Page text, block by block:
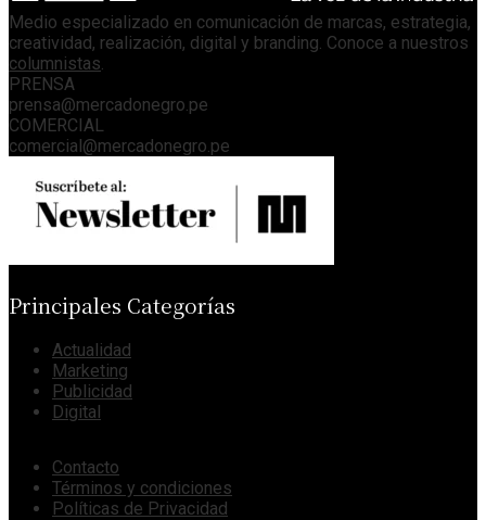
Medio especializado en comunicación de marcas, estrategia,
creatividad, realización, digital y branding. Conoce a nuestros
columnistas.
PRENSA
prensa@mercadonegro.pe
COMERCIAL
comercial@mercadonegro.pe
Principales Categorías
Actualidad
Marketing
Publicidad
Digital
Contacto
Términos y condiciones
Políticas de Privacidad